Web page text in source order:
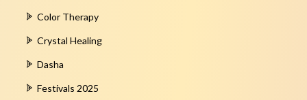
Color Therapy
Crystal Healing
Dasha
Festivals 2025